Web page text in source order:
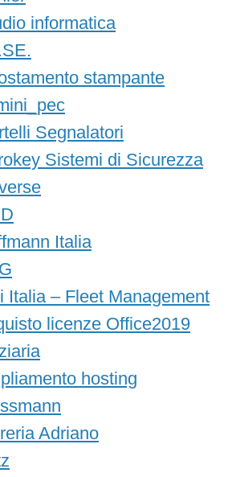
informatica
stampante
Segnalatori
Sistemi di Sicurezza
Italia
Italia – Fleet Management
licenze Office2019
hosting
Adriano